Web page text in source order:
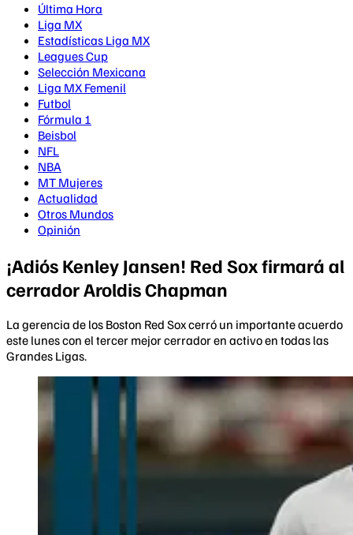
Última Hora
Liga MX
Estadísticas Liga MX
Leagues Cup
Selección Mexicana
Liga MX Femenil
Futbol
Fórmula 1
Beisbol
NFL
NBA
MT Mujeres
Actualidad
Otros Mundos
Opinión
¡Adiós Kenley Jansen! Red Sox firmará al
cerrador Aroldis Chapman
La gerencia de los Boston Red Sox cerró un importante acuerdo
este lunes con el tercer mejor cerrador en activo en todas las
Grandes Ligas.